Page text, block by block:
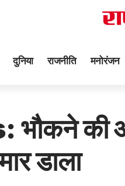
दुनिया राजनीति मनोरंजन
की
डाला